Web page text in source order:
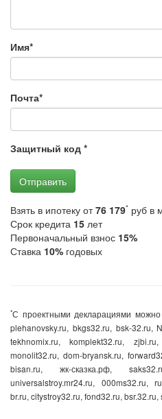
Имя*
Почта*
Защитный код *
Отправить
Взять в ипотеку от76 179* руб в
Срок кредита 15 лет
Первоначальный взнос 15%
Ставка 10% годовых
*С проектными декларациями можно
plehanovsky.ru, bkgs32.ru, bsk-32.ru,
tekhnomix.ru, komplekt32.ru,
monolit32.ru, dom-bryansk.ru,
bisan.ru, жк-сказка.рф,
universalstroy.mr24.ru, 000ms32.ru,
br.ru, citystroy32.ru, fond32.ru,